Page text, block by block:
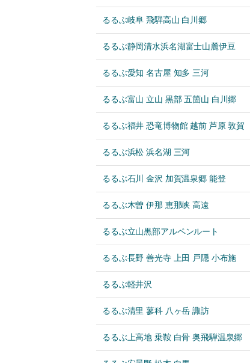
るるぶ岐阜 飛騨高山 白川郷
るるぶ静岡清水浜名湖富士山麓伊豆
るるぶ愛知 名古屋 知多 三河
るるぶ富山 立山 黒部 五箇山 白川郷
るるぶ福井 恐竜博物館 越前 芦原 敦賀
るるぶ浜松 浜名湖 三河
るるぶ石川 金沢 加賀温泉郷 能登
るるぶ木曽 伊那 恵那峡 高遠
るるぶ立山黒部アルペンルート
るるぶ長野 善光寺 上田 戸隠 小布施
るるぶ軽井沢
るるぶ清里 蓼科 八ヶ岳 諏訪
るるぶ上高地 乗鞍 白骨 奥飛騨温泉郷